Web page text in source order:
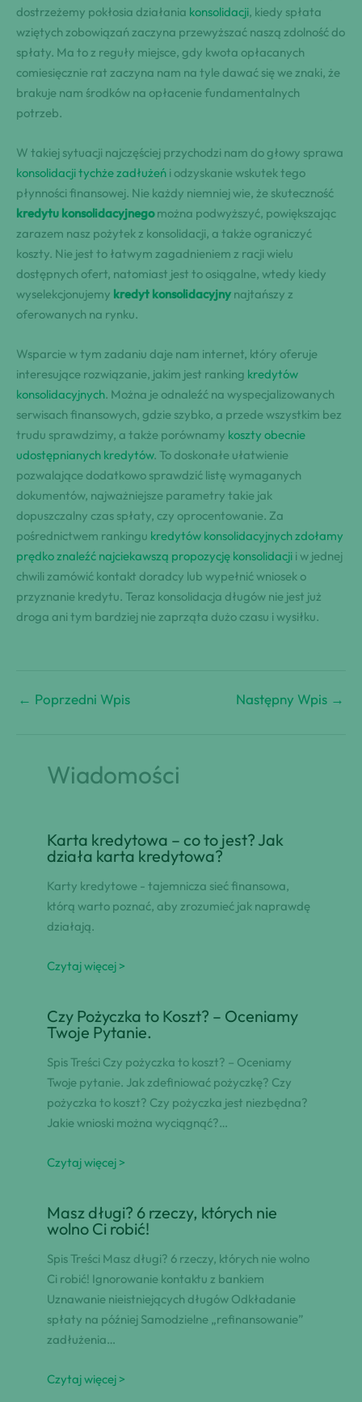
dostrzeżemy pokłosia działania konsolidacji, kiedy spłata
wziętych zobowiązań zaczyna przewyższać naszą zdolność do
spłaty. Ma to z reguły miejsce, gdy kwota opłacanych
comiesięcznie rat zaczyna nam na tyle dawać się we znaki, że
brakuje nam środków na opłacenie fundamentalnych
potrzeb.
W takiej sytuacji najczęściej przychodzi nam do głowy sprawa
konsolidacji tychże zadłużeń i odzyskanie wskutek tego
płynności finansowej. Nie każdy niemniej wie, że skuteczność
kredytu konsolidacyjnegomożna podwyższyć, powiększając
zarazem nasz pożytek z konsolidacji, a także ograniczyć
koszty. Nie jest to łatwym zagadnieniem z racji wielu
dostępnych ofert, natomiast jest to osiągalne, wtedy kiedy
wyselekcjonujemy kredyt konsolidacyjny najtańszy z
oferowanych na rynku.
Wsparcie w tym zadaniu daje nam internet, który oferuje
interesujące rozwiązanie, jakim jest ranking kredytów
konsolidacyjnych. Można je odnaleźć na wyspecjalizowanych
serwisach finansowych, gdzie szybko, a przede wszystkim bez
trudu sprawdzimy, a także porównamy koszty obecnie
udostępnianych kredytów. To doskonałe ułatwienie
pozwalające dodatkowo sprawdzić listę wymaganych
dokumentów, najważniejsze parametry takie jak
dopuszczalny czas spłaty, czy oprocentowanie. Za
pośrednictwem rankingu kredytów konsolidacyjnych zdołamy
prędko znaleźć najciekawszą propozycję konsolidacji i w jednej
chwili zamówić kontakt doradcy lub wypełnić wniosek o
przyznanie kredytu. Teraz konsolidacja długów nie jest już
droga ani tym bardziej nie zaprząta dużo czasu i wysiłku.
← Poprzedni Wpis Następny Wpis →
Wiadomości
Karta kredytowa – co to jest? Jak
działa karta kredytowa?
Karty kredytowe - tajemnicza sieć finansowa,
którą warto poznać, aby zrozumieć jak naprawdę
działają.
Czytaj więcej >
Czy Pożyczka to Koszt? – Oceniamy
Twoje Pytanie.
Spis Treści Czy pożyczka to koszt? – Oceniamy
Twoje pytanie. Jak zdefiniować pożyczkę? Czy
pożyczka to koszt? Czy pożyczka jest niezbędna?
Jakie wnioski można wyciągnąć?…
Czytaj więcej >
Masz długi? 6 rzeczy, których nie
wolno Ci robić!
Spis Treści Masz długi? 6 rzeczy, których nie wolno
Ci robić! Ignorowanie kontaktu z bankiem
Uznawanie nieistniejących długów Odkładanie
spłaty na później Samodzielne „refinansowanie”
zadłużenia…
Czytaj więcej >